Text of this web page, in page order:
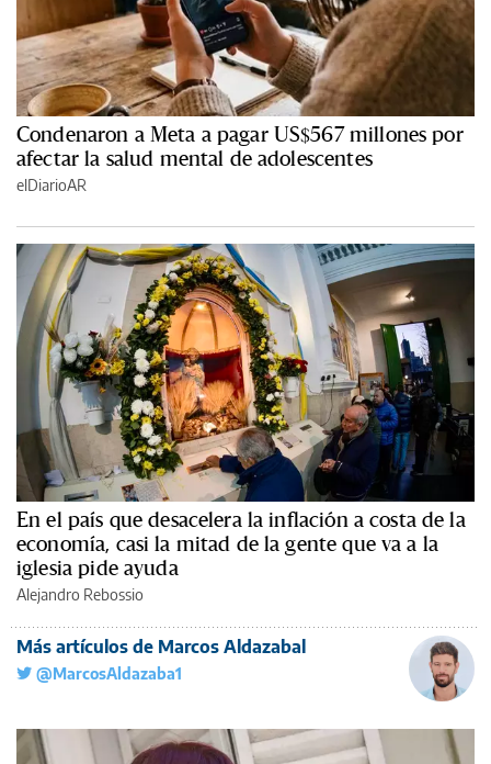
Condenaron a Meta a pagar US$567 millones por
afectar la salud mental de adolescentes
elDiarioAR
En el país que desacelera la inflación a costa de la
economía, casi la mitad de la gente que va a la
iglesia pide ayuda
Alejandro Rebossio
Más artículos de Marcos Aldazabal
@MarcosAldazaba1